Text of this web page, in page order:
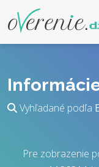
Vyhľadané podľa
Pre zobrazenie